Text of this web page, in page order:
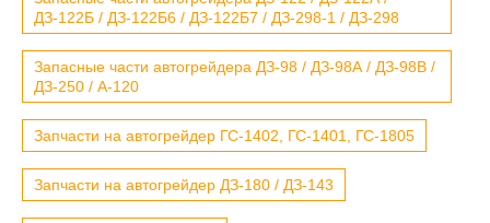
ДЗ-122Б / ДЗ-122Б6 / ДЗ-122Б7 / ДЗ-298-1 / ДЗ-298
Запасные части автогрейдера ДЗ-98 / ДЗ-98А / ДЗ-98В /
ДЗ-250 / А-120
Запчасти на автогрейдер ГС-1402, ГС-1401, ГС-1805
Запчасти на автогрейдер ДЗ-180 / ДЗ-143